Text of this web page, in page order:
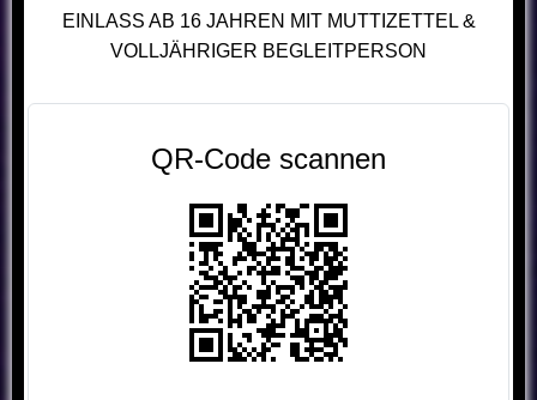
EINLASS AB 16 JAHREN MIT MUTTIZETTEL &
VOLLJÄHRIGER BEGLEITPERSON
QR-Code scannen